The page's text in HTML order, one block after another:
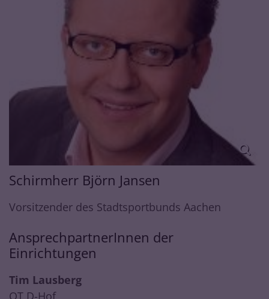
Schirmherr Björn Jansen
Vorsitzender des Stadtsportbunds Aachen
AnsprechpartnerInnen der
Einrichtungen
Tim Lausberg
OT D-Hof